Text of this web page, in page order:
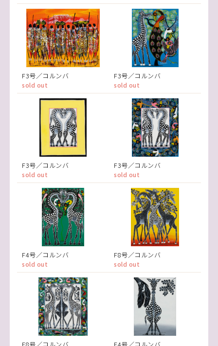
F3号／コルンバ
sold out
F3号／コルンバ
sold out
F3号／コルンバ
sold out
F3号／コルンバ
sold out
F4号／コルンバ
sold out
F8号／コルンバ
sold out